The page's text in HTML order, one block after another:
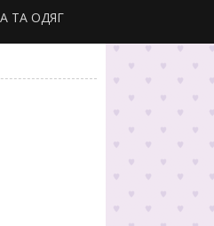
ТА ОДЯГ